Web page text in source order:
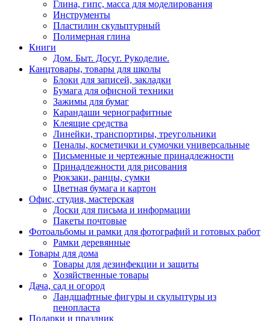
Глина, гипс, масса для моделирования
Инструменты
Пластилин скульптурный
Полимерная глина
Книги
Дом. Быт. Досуг. Рукоделие.
Канцтовары, товары для школы
Блоки для записей, закладки
Бумага для офисной техники
Зажимы для бумаг
Карандаши чернографитные
Клеящие средства
Линейки, транспортиры, треугольники
Пеналы, косметички и сумочки универсальные
Письменные и чертежные принадлежности
Принадлежности для рисования
Рюкзаки, ранцы, сумки
Цветная бумага и картон
Офис, студия, мастерская
Доски для письма и информации
Пакеты почтовые
Фотоальбомы и рамки для фотографий и готовых работ
Рамки деревянные
Товары для дома
Товары для дезинфекции и защиты
Хозяйственные товары
Дача, сад и огород
Ландшафтные фигуры и скульптуры из
пенопласта
Подарки и праздник